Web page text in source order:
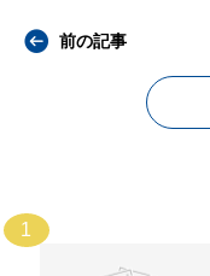
前の記事
1